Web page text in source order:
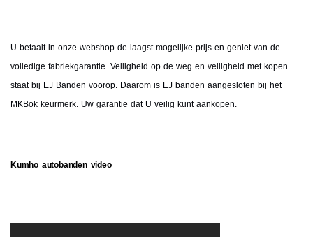
U betaalt in onze webshop de laagst mogelijke prijs en geniet van de
volledige fabriekgarantie. Veiligheid op de weg en veiligheid met kopen
staat bij EJ Banden voorop. Daarom is EJ banden aangesloten bij het
MKBok keurmerk. Uw garantie dat U veilig kunt aankopen.
Kumho autobanden video